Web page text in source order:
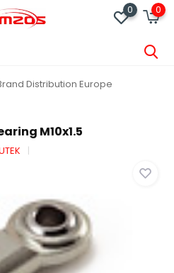
0 0
Distribution Europe
M10x1.5